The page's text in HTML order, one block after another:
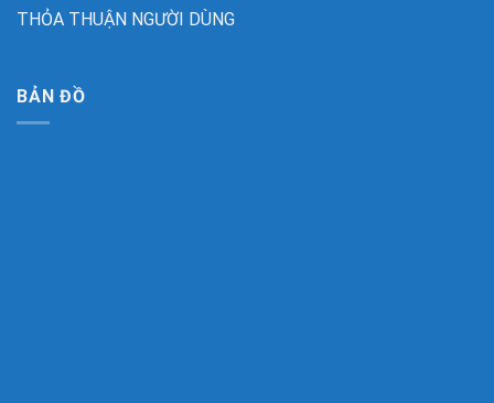
THỎA THUẬN NGƯỜI DÙNG
BẢN ĐỒ